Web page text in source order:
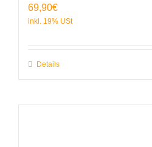
69,90€
Details